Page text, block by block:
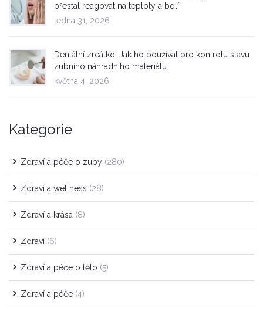
přestal reagovat na teploty a bolí
ledna 31, 2026
Dentální zrcátko: Jak ho používat pro kontrolu stavu
zubního náhradního materiálu
května 4, 2026
Kategorie
Zdraví a péče o zuby (280)
Zdraví a wellness (28)
Zdraví a krása (8)
Zdraví (6)
Zdraví a péče o tělo (5)
Zdraví a péče (4)